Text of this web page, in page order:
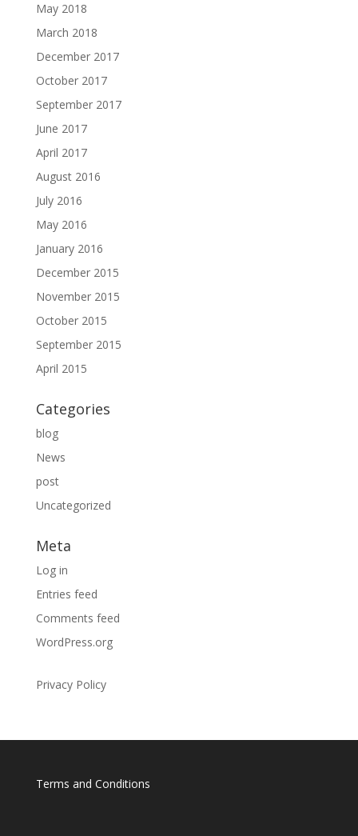
May 2018
March 2018
December 2017
October 2017
September 2017
June 2017
April 2017
August 2016
July 2016
May 2016
January 2016
December 2015
November 2015
October 2015
September 2015
April 2015
Categories
blog
News
post
Uncategorized
Meta
Log in
Entries feed
Comments feed
WordPress.org
Privacy Policy
Terms and Conditions